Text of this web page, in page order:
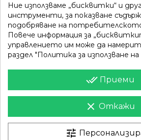
ВРЪЗКИ
Вход
Най-
Ние използваме „бисквитки“ и
инструменти, за показване
подобряване на
Повече информация за
управлението им може да
раздел "Политика за използване
done_all Приеми
clear Откажи
tune